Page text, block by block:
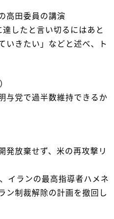
高田委員の講演
したと言い切るにはあと
いきたい」などと述べ、ト
与党で過半数維持できるか
放棄せず、米の再攻撃リ
イランの最高指導者ハメネ
ン制裁解除の計画を撤回し